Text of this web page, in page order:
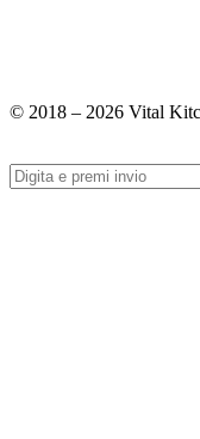
© 2018 – 2026 Vital